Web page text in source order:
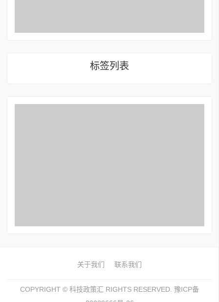
标签列表
关于我们 联系我们
COPYRIGHT © 科技政策汇 RIGHTS RESERVED. 豫ICP备